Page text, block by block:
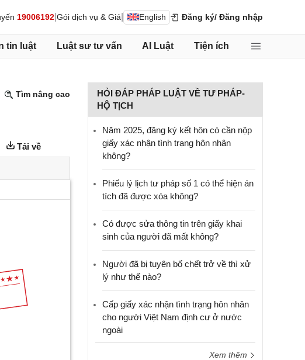
19006192 Gói dịch vụ & Giá English Đăng ký/ Đăng nhập
tin luật Luật sư tư vấn AI Luật Tiện ích
Tìm nâng cao
Tải về
HỎI ĐÁP PHÁP LUẬT VỀ TƯ PHÁP-
HỘ TỊCH
Năm 2025, đăng ký kết hôn có cần nộp
giấy xác nhận tình trạng hôn nhân
không?
Phiếu lý lịch tư pháp số 1 có thể hiện án
tích đã được xóa không?
Có được sửa thông tin trên giấy khai
sinh của người đã mất không?
Người đã bị tuyên bố chết trở về thì xử
lý như thế nào?
Cấp giấy xác nhận tình trạng hôn nhân
cho người Việt Nam định cư ở nước
ngoài
Xem thêm